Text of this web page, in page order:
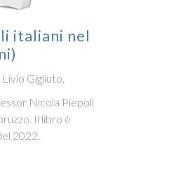
italiani nel
Gigliuto,
Nicola Piepoli
Il libro è
2022.